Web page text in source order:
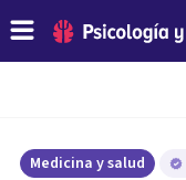
Medicina y salud